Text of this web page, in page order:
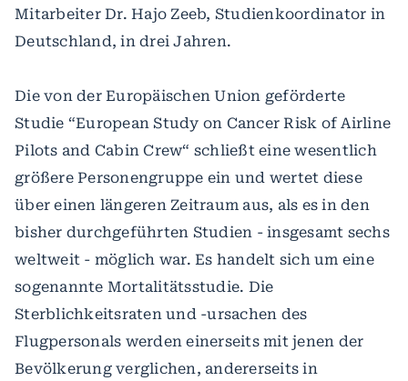
Mitarbeiter Dr. Hajo Zeeb, Studienkoordinator in
Deutschland, in drei Jahren.
Die von der Europäischen Union geförderte
Studie “European Study on Cancer Risk of Airline
Pilots and Cabin Crew“ schließt eine wesentlich
größere Personengruppe ein und wertet diese
über einen längeren Zeitraum aus, als es in den
bisher durchgeführten Studien - insgesamt sechs
weltweit - möglich war. Es handelt sich um eine
sogenannte Mortalitätsstudie. Die
Sterblichkeitsraten und -ursachen des
Flugpersonals werden einerseits mit jenen der
Bevölkerung verglichen, andererseits in